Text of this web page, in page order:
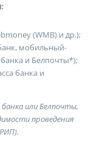
(WMB) и др.);
мобильный-
и Белпочты*);
банка и
или Белпочты,
проведения